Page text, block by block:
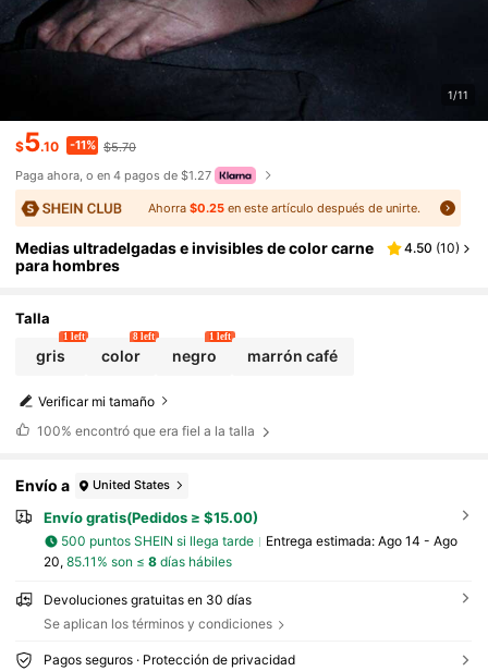
1/11
$5.10 -11% $5.70
Paga ahora, o en 4 pagos de $1.27
Ahorra $0.25en este artículo después de unirte.
Medias ultradelgadas e invisibles de color carne
para hombres
4.50 (10)
Talla
gris
1 left
color
8 left
negro
1 left
marrón café
Verificar mi tamaño
100% encontró que era fiel a la talla
Envío a United States
Envío gratis(Pedidos ≥ $15.00)
500 puntos SHEIN si llega tarde Entrega estimada: Ago 14 - Ago
20, 85.11% son ≤ 8días hábiles
Devoluciones gratuitas en 30 días
Se aplican los términos y condiciones
Pagos seguros · Protección de privacidad